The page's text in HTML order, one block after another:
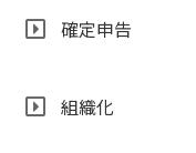
確定申告
組織化